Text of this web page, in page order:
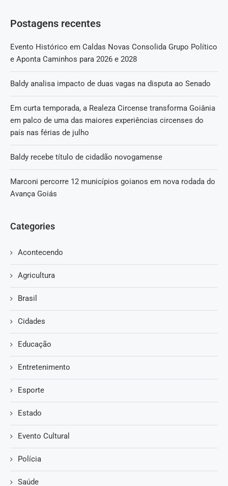
Postagens recentes
Evento Histórico em Caldas Novas Consolida Grupo Político
e Aponta Caminhos para 2026 e 2028
Baldy analisa impacto de duas vagas na disputa ao Senado
Em curta temporada, a Realeza Circense transforma Goiânia
em palco de uma das maiores experiências circenses do
país nas férias de julho
Baldy recebe título de cidadão novogamense
Marconi percorre 12 municípios goianos em nova rodada do
Avança Goiás
Categories
Acontecendo
Agricultura
Brasil
Cidades
Educação
Entretenimento
Esporte
Estado
Evento Cultural
Polícia
Saúde